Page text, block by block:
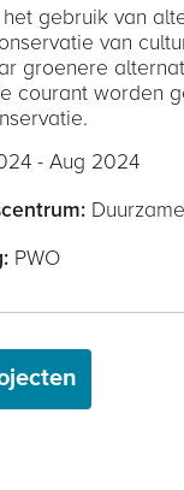
gebruik van
van
groenere
courant worden
- Aug 2024
PWO